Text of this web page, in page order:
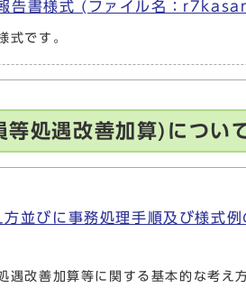
告書様式 (ファイル名：
式です。
処遇改善加算)につい
方並びに事務処理手順及び様
改善加算等に関する基本的な考え